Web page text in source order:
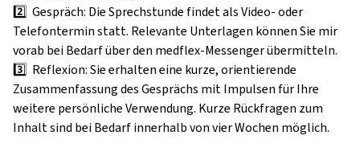
2️⃣  Gespräch: Die Sprechstunde findet als Video- oder
Telefontermin statt. Relevante Unterlagen können Sie mir
vorab bei Bedarf über den medflex-Messenger übermitteln.
3️⃣  Reflexion: Sie erhalten eine kurze, orientierende
Zusammenfassung des Gesprächs mit Impulsen für Ihre
weitere persönliche Verwendung. Kurze Rückfragen zum
Inhalt sind bei Bedarf innerhalb von vier Wochen möglich.